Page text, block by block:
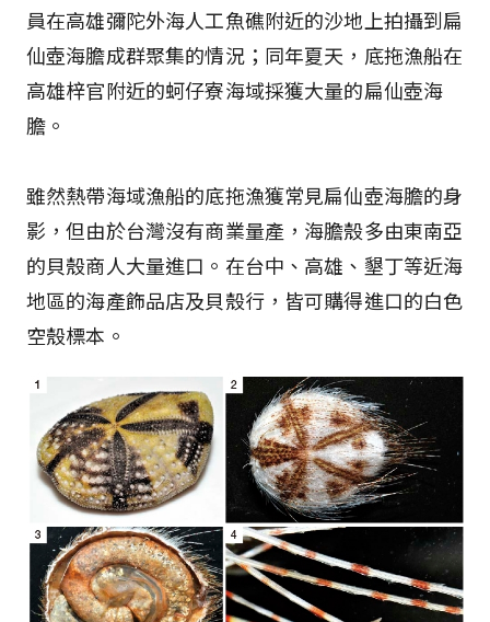
員在高雄彌陀外海人工魚礁附近的沙地上拍攝到扁
仙壺海膽成群聚集的情況；同年夏天，底拖漁船在
高雄梓官附近的蚵仔寮海域採獲大量的扁仙壺海
膽。
雖然熱帶海域漁船的底拖漁獲常見扁仙壺海膽的身
影，但由於台灣沒有商業量產，海膽殼多由東南亞
的貝殼商人大量進口。在台中、高雄、墾丁等近海
地區的海產飾品店及貝殼行，皆可購得進口的白色
空殼標本。